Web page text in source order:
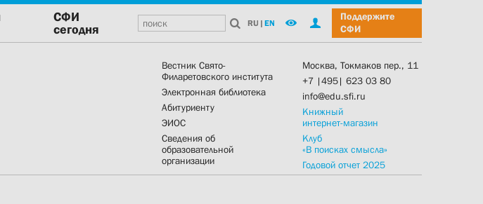
СФИ
сегодня
RU | EN
Поддержите
СФИ
Вестник Свято-
Филаретовского института
Электронная библиотека
Абитуриенту
ЭИОС
Сведения об
образовательной
организации
Москва, Токмаков пер., 11
+7 |495| 623 03 80
info@edu.sfi.ru
Книжный
интернет-магазин
Клуб
«В поисках смысла»
Годовой отчет 2025